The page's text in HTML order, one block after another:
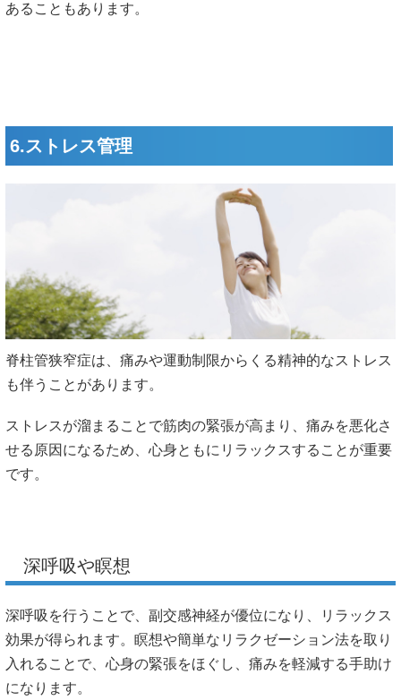
あることもあります。
6.ストレス管理
脊柱管狭窄症は、痛みや運動制限からくる精神的なストレス
も伴うことがあります。
ストレスが溜まることで筋肉の緊張が高まり、痛みを悪化さ
せる原因になるため、心身ともにリラックスすることが重要
です。
深呼吸や瞑想
深呼吸を行うことで、副交感神経が優位になり、リラックス
効果が得られます。瞑想や簡単なリラクゼーション法を取り
入れることで、心身の緊張をほぐし、痛みを軽減する手助け
になります。